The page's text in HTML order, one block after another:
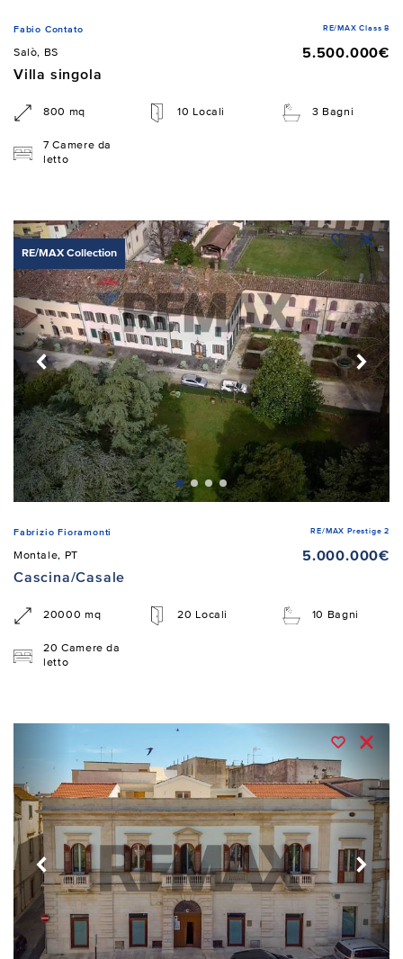
Fabio Contato RE/MAX Class 8
Salò, BS
5.500.000€
Villa singola
800 mq 10 Locali 3 Bagni
7 Camere da
letto
RE/MAX Collection
Fabrizio Fioramonti RE/MAX Prestige 2
Montale, PT
5.000.000€
Cascina/Casale
20000 mq 20 Locali 10 Bagni
20 Camere da
letto